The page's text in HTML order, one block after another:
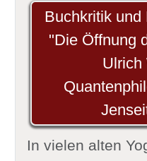
Buchkritik und
"Die Öffnung
Ulrich
In vielen alten